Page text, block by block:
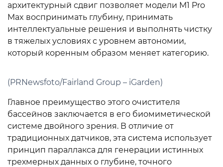
архитектурный сдвиг позволяет модели M1 Pro
Max воспринимать глубину, принимать
интеллектуальные решения и выполнять чистку
в тяжелых условиях с уровнем автономии,
который коренным образом меняет категорию.
(PRNewsfoto/Fairland Group – iGarden)
Главное преимущество этого очистителя
бассейнов заключается в его биомиметической
системе двойного зрения. В отличие от
традиционных датчиков, эта система использует
принцип параллакса для генерации истинных
трехмерных данных о глубине, точного